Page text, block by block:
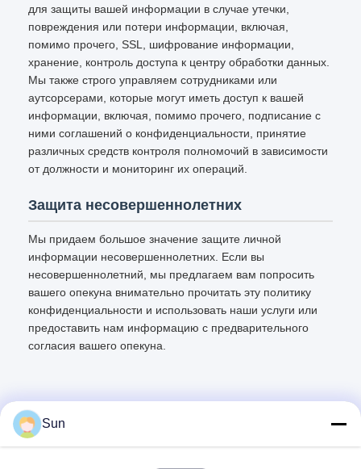
для защиты вашей информации в случае утечки,
повреждения или потери информации, включая,
помимо прочего, SSL, шифрование информации,
хранение, контроль доступа к центру обработки данных.
Мы также строго управляем сотрудниками или
аутсорсерами, которые могут иметь доступ к вашей
информации, включая, помимо прочего, подписание с
ними соглашений о конфиденциальности, принятие
различных средств контроля полномочий в зависимости
от должности и мониторинг их операций.
Защита несовершеннолетних
Мы придаем большое значение защите личной
информации несовершеннолетних. Если вы
несовершеннолетний, мы предлагаем вам попросить
вашего опекуна внимательно прочитать эту политику
конфиденциальности и использовать наши услуги или
предоставить нам информацию с предварительного
согласия вашего опекуна.
Sun